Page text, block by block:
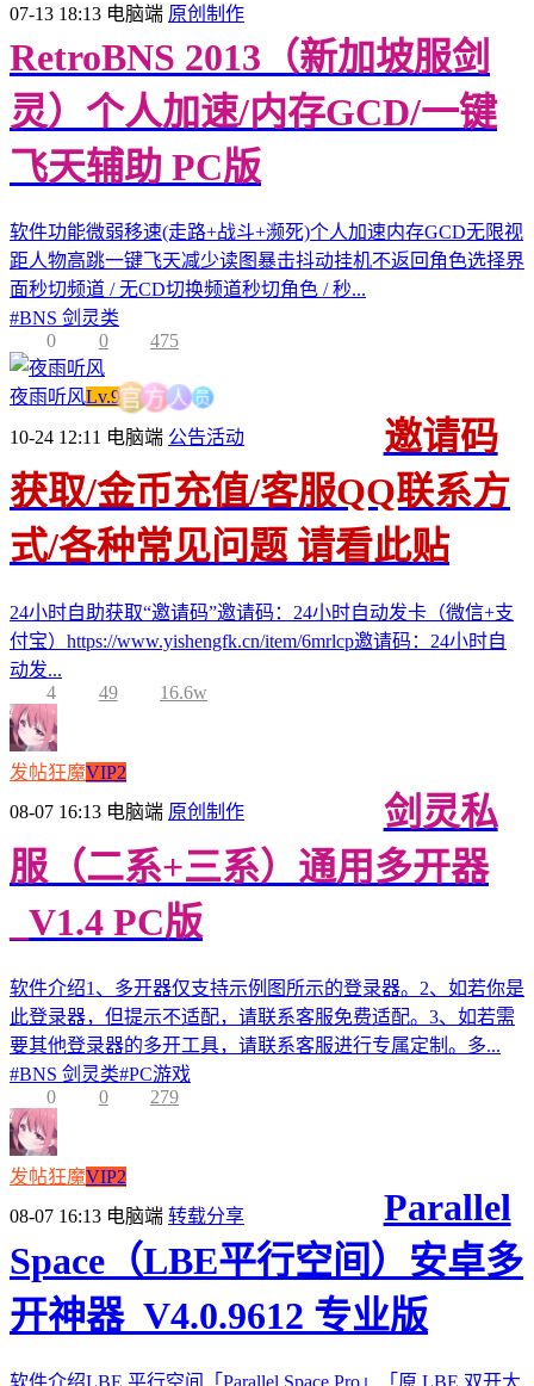
07-13 18:13 电脑端 原创制作
RetroBNS 2013（新加坡服剑
灵）个人加速/内存GCD/一键
飞天辅助 PC版
软件功能微弱移速(走路+战斗+濒死)个人加速内存GCD无限视
距人物高跳一键飞天减少读图暴击抖动挂机不返回角色选择界
面秒切频道 / 无CD切换频道秒切角色 / 秒...
#BNS 剑灵类
0
0 475
夜雨听风Lv.9官 方人员
10-24 12:11 电脑端 公告活动
邀请码
获取/金币充值/客服QQ联系方
式/各种常见问题 请看此贴
24小时自助获取“邀请码”邀请码：24小时自动发卡（微信+支
付宝）https://www.yishengfk.cn/item/6mrlcp邀请码：24小时自
动发...
4
49 16.6w
发帖狂魔VIP2
08-07 16:13 电脑端 原创制作
剑灵私
服（二系+三系）通用多开器
_V1.4 PC版
软件介绍1、多开器仅支持示例图所示的登录器。2、如若你是
此登录器，但提示不适配，请联系客服免费适配。3、如若需
要其他登录器的多开工具，请联系客服进行专属定制。多...
#BNS 剑灵类#PC游戏
0
0 279
发帖狂魔VIP2
08-07 16:13 电脑端 转载分享
Parallel
Space（LBE平行空间）安卓多
开神器_V4.0.9612 专业版
软件介绍LBE 平行空间「Parallel Space Pro」「原 LBE 双开大